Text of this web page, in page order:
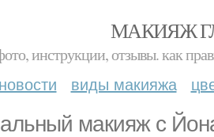
МАКИЯЖ
инструкции, отзывы. как
виды макияжа
макияж с